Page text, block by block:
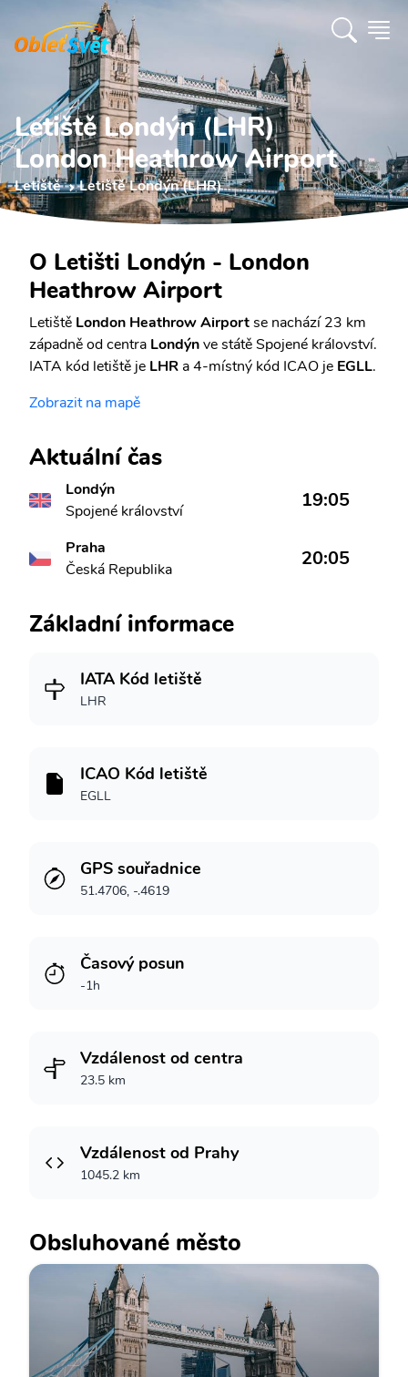
Letiště Londýn (LHR)
London Heathrow Airport
Letiště Letiště Londýn (LHR)
O Letišti Londýn - London
Heathrow Airport
Letiště London Heathrow Airportse nachází 23 km
západně od centra Londýnve státě Spojené království.
IATA kód letiště je LHR a 4-místný kód ICAO je EGLL.
Zobrazit na mapě
Aktuální čas
Londýn
Spojené království
19:05
Praha
Česká Republika
20:05
Základní informace
IATA Kód letiště
LHR
ICAO Kód letiště
EGLL
GPS souřadnice
51.4706, -.4619
Časový posun
-1h
Vzdálenost od centra
23.5 km
Vzdálenost od Prahy
1045.2 km
Obsluhované město